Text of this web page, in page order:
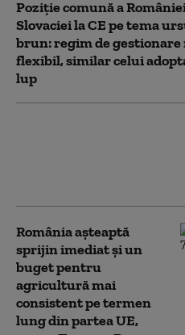
Poziţie comună a
Slovaciei la CE pe tema
brun: regim de gestionare
flexibil, similar celui
lup
România aşteaptă
sprijin imediat şi un
buget pentru
agricultură mai
consistent pe termen
lung din partea UE,